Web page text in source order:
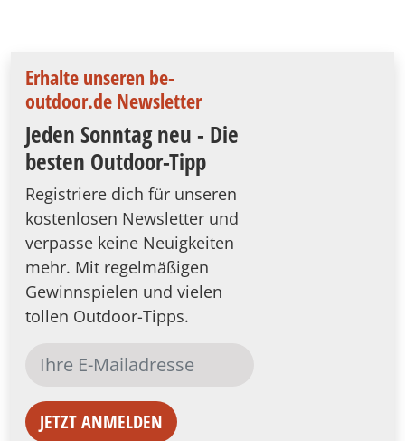
Erhalte unseren be-
outdoor.de Newsletter
Jeden Sonntag neu - Die
besten Outdoor-Tipp
Registriere dich für unseren
kostenlosen Newsletter und
verpasse keine Neuigkeiten
mehr. Mit regelmäßigen
Gewinnspielen und vielen
tollen Outdoor-Tipps.
JETZT ANMELDEN